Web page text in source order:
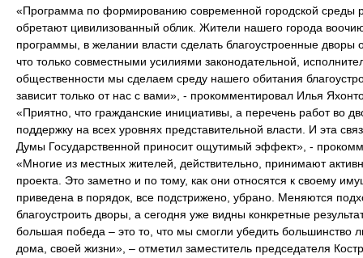
«Программа по формированию современной городской среды
обретают цивилизованный облик. Жители нашего города
программы, в желании власти сделать благоустроенные
что только совместными усилиями законодательной,
общественности мы сделаем среду нашего обитания
зависит только от нас с вами», - прокомментировал Илья
«Приятно, что гражданские инициативы, а перечень работ во
поддержку на всех уровнях представительной власти. И эта
Думы Государственной приносит ощутимый эффект», -
«Многие из местных жителей, действительно, принимают
проекта. Это заметно и по тому, как они относятся к своему
приведена в порядок, все подстрижено, убрано. Меняются
благоустроить дворы, а сегодня уже видны конкретные
большая победа – это то, что мы смогли убедить большинство
дома, своей жизни», – отметил заместитель председателя